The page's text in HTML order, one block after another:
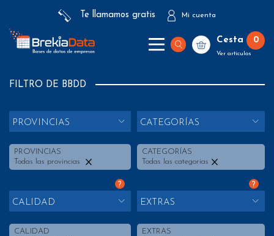
Te llamamos gratis Mi cuenta
Cesta 0
Ver artículos
FILTRO DE BBDD
PROVINCIAS
PROVINCIAS
Todas las provincias
CATEGORÍAS
CATEGORÍAS
Todas las categorías
?
CALIDAD
CALIDAD
?
EXTRAS
EXTRAS